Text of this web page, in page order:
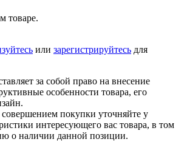
товаре.
или зарегистрируйтесь для
за собой право на внесение
особенности товара, его
покупки уточняйте у
интересующего вас товара, в том
о наличии данной позиции.